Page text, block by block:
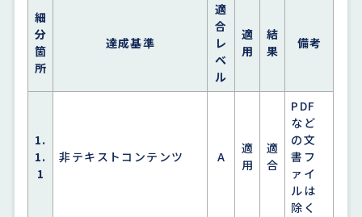
細
分
箇
所
達成基準
適
合
レ
ベ
ル
適
用
結
果
備考
1.
1.
1
非テキストコンテンツ A
適
用
適
合
PDF
など
の文
書フ
ァイ
ルは
除く